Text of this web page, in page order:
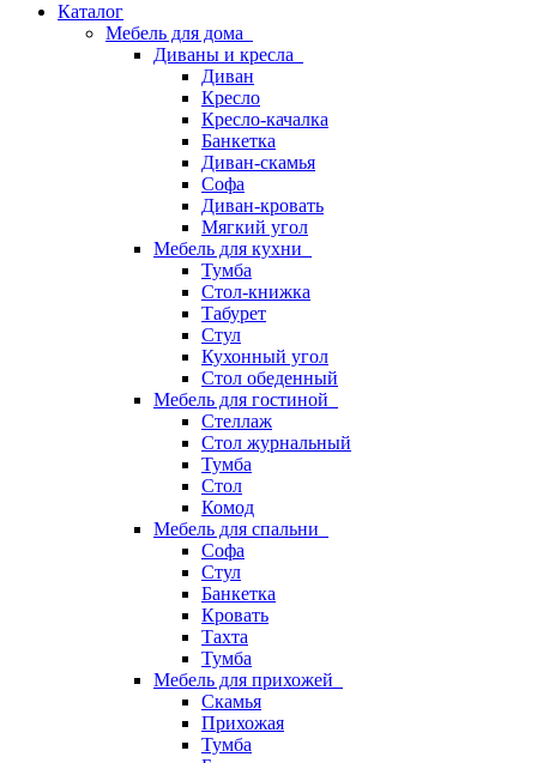
Каталог
Мебель для дома
Диваны и кресла
Диван
Кресло
Кресло-качалка
Банкетка
Диван-скамья
Софа
Диван-кровать
Мягкий угол
Мебель для кухни
Тумба
Стол-книжка
Табурет
Стул
Кухонный угол
Стол обеденный
Мебель для гостиной
Стеллаж
Стол журнальный
Тумба
Стол
Комод
Мебель для спальни
Софа
Стул
Банкетка
Кровать
Тахта
Тумба
Мебель для прихожей
Скамья
Прихожая
Тумба